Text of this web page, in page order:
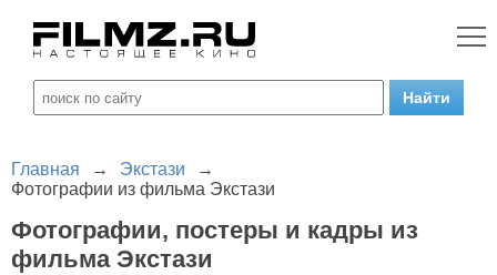
Главная → Экстази
→
Фотографии из фильма Экстази
Фотографии, постеры и кадры из
фильма Экстази